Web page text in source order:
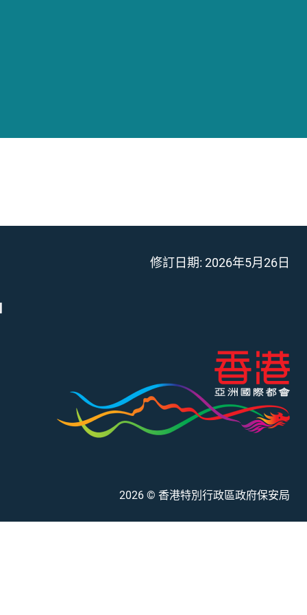
修訂日期: 2026年5月26日
2026 © 香港特別行政區政府保安局